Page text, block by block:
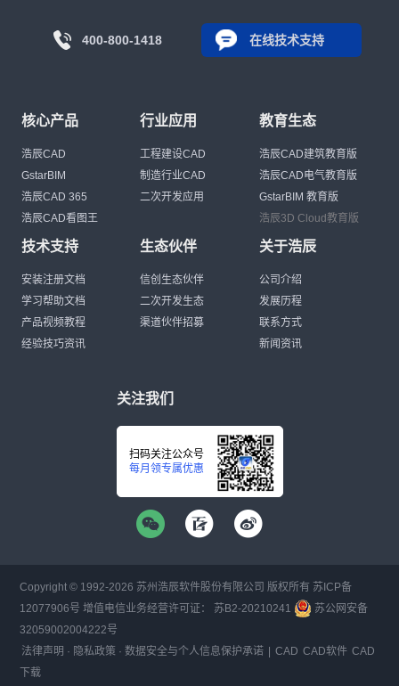
400-800-1418 在线技术支持
核心产品
浩辰CAD
GstarBIM
浩辰CAD 365
浩辰CAD看图王
行业应用
工程建设CAD
制造行业CAD
二次开发应用
教育生态
浩辰CAD建筑教育版
浩辰CAD电气教育版
GstarBIM 教育版
浩辰3D Cloud教育版
技术支持
安装注册文档
学习帮助文档
产品视频教程
经验技巧资讯
生态伙伴
信创生态伙伴
二次开发生态
渠道伙伴招募
关于浩辰
公司介绍
发展历程
联系方式
新闻资讯
关注我们
扫码关注公众号
每月领专属优惠
Copyright © 1992-2026 苏州浩辰软件股份有限公司 版权所有 苏ICP备
12077906号 增值电信业务经营许可证： 苏B2-20210241
苏公网安备
32059002004222号
法律声明 · 隐私政策 ·数据安全与个人信息保护承诺 CAD CAD软件 CAD
下载